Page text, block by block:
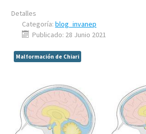
Detalles
Categoría: blog_invanep
Publicado: 28 Junio 2021
Malformación de Chiari